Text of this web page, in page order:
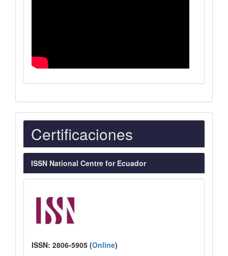
Indexaciones
Certificaciones
ISSN National Centre for Ecuador
ISSN: 2806-5905 (Online)